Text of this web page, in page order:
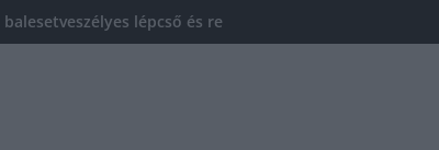
balesetveszélyes lépcső és remek állapotban levő